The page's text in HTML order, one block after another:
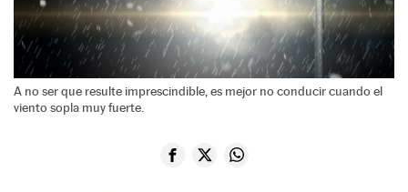
A no ser que resulte imprescindible, es mejor no conducir cuando el
viento sopla muy fuerte.